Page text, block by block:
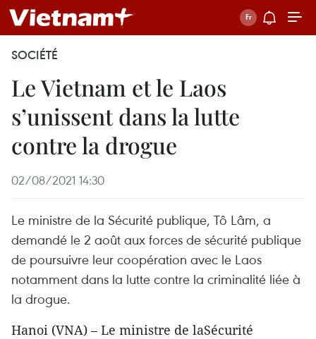
SOCIÉTÉ
Le Vietnam et le Laos
s’unissent dans la lutte
contre la drogue
02/08/2021 14:30
Le ministre de la Sécurité publique, Tô Lâm, a
demandé le 2 août aux forces de sécurité publique
de poursuivre leur coopération avec le Laos
notamment dans la lutte contre la criminalité liée à
la drogue.
Hanoi (VNA) – Le ministre de laSécurité